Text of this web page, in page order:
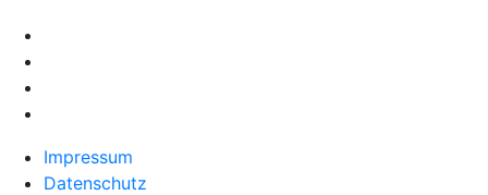
Impressum
Datenschutz